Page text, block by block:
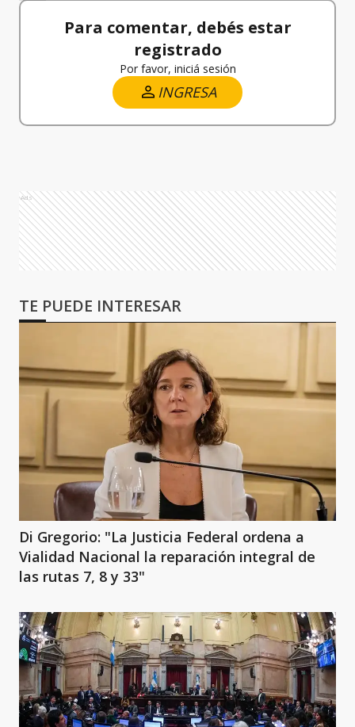
Para comentar, debés estar
registrado
Por favor, iniciá sesión
INGRESA
Ads
TE PUEDE INTERESAR
Di Gregorio: "La Justicia Federal ordena a
Vialidad Nacional la reparación integral de
las rutas 7, 8 y 33"